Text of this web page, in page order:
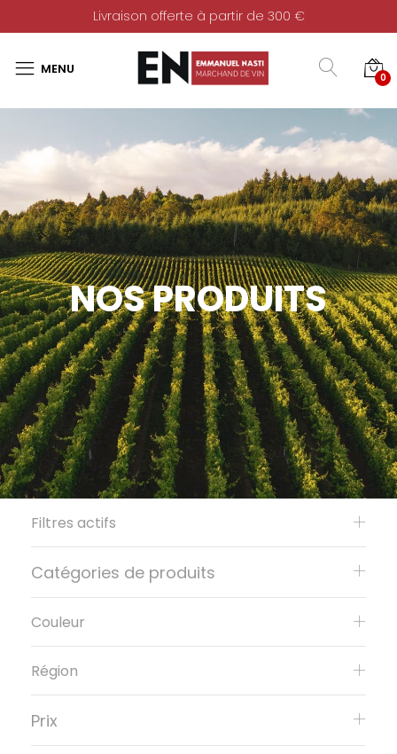
Livraison offerte à partir de 300 €
0
NOS PRODUITS
Filtres actifs
Catégories de produits
Couleur
Région
Prix